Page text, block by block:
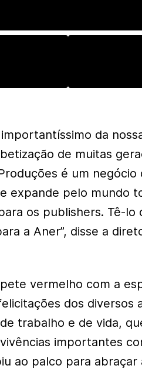
da
de muitas
é um negócio
expande pelo mundo
os publishers. Tê-lo
a Aner”, disse a
vermelho com a
dos diversos
trabalho e de vida,
importantes
ao palco para